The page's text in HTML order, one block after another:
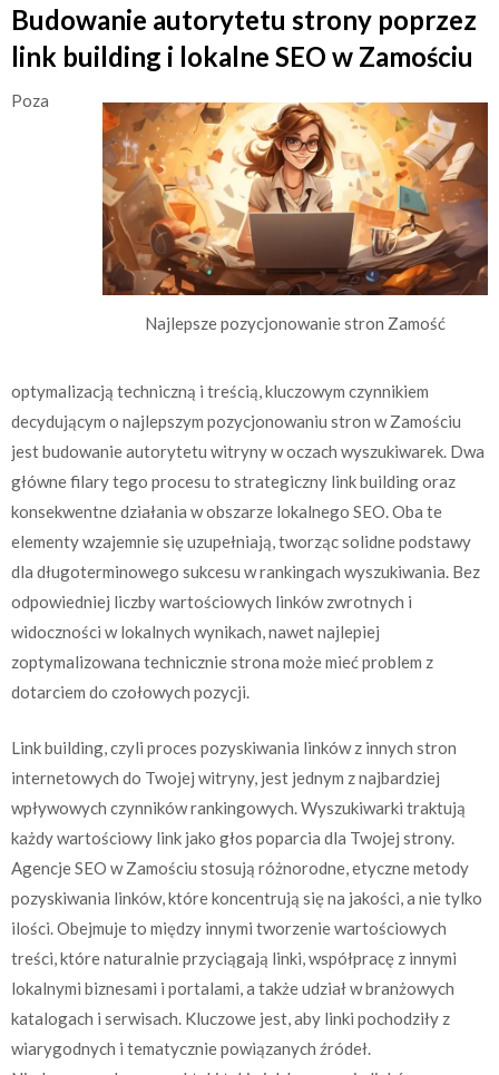
Budowanie autorytetu strony poprzez
link building i lokalne SEO w Zamościu
Najlepsze pozycjonowanie stron Zamość
Poza
optymalizacją techniczną i treścią, kluczowym czynnikiem
decydującym o najlepszym pozycjonowaniu stron w Zamościu
jest budowanie autorytetu witryny w oczach wyszukiwarek. Dwa
główne filary tego procesu to strategiczny link building oraz
konsekwentne działania w obszarze lokalnego SEO. Oba te
elementy wzajemnie się uzupełniają, tworząc solidne podstawy
dla długoterminowego sukcesu w rankingach wyszukiwania. Bez
odpowiedniej liczby wartościowych linków zwrotnych i
widoczności w lokalnych wynikach, nawet najlepiej
zoptymalizowana technicznie strona może mieć problem z
dotarciem do czołowych pozycji.
Link building, czyli proces pozyskiwania linków z innych stron
internetowych do Twojej witryny, jest jednym z najbardziej
wpływowych czynników rankingowych. Wyszukiwarki traktują
każdy wartościowy link jako głos poparcia dla Twojej strony.
Agencje SEO w Zamościu stosują różnorodne, etyczne metody
pozyskiwania linków, które koncentrują się na jakości, a nie tylko
ilości. Obejmuje to między innymi tworzenie wartościowych
treści, które naturalnie przyciągają linki, współpracę z innymi
lokalnymi biznesami i portalami, a także udział w branżowych
katalogach i serwisach. Kluczowe jest, aby linki pochodziły z
wiarygodnych i tematycznie powiązanych źródeł.